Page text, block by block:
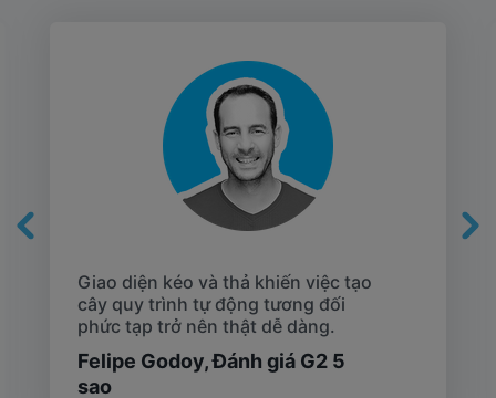
Giao diện kéo và thả khiến việc tạo
cây quy trình tự động tương đối
phức tạp trở nên thật dễ dàng.
Felipe Godoy,Đánh giá G2 5
sao